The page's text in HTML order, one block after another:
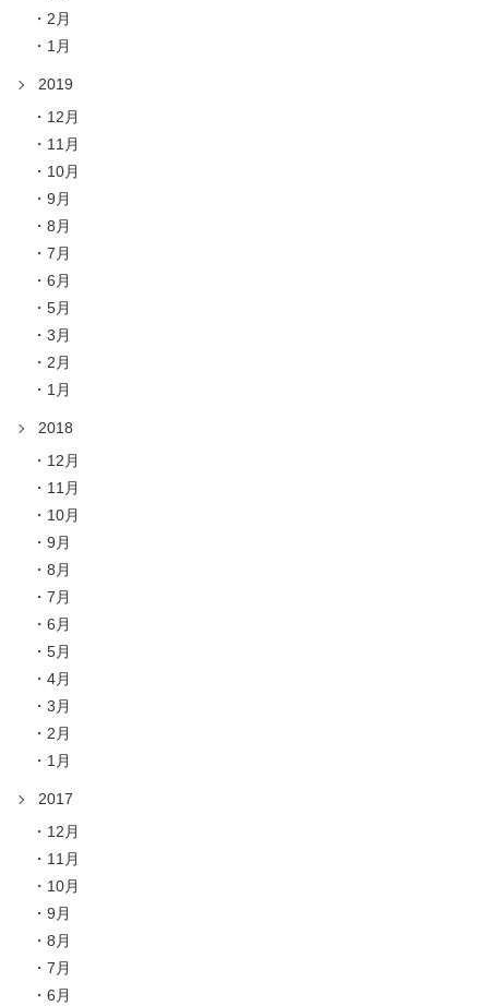
2月
1月
2019
12月
11月
10月
9月
8月
7月
6月
5月
3月
2月
1月
2018
12月
11月
10月
9月
8月
7月
6月
5月
4月
3月
2月
1月
2017
12月
11月
10月
9月
8月
7月
6月